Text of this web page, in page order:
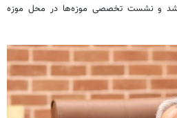
شد و نشست تخصصی موزه‌ها در محل موزه